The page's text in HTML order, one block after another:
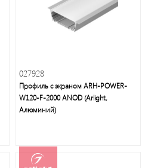
027928
Профиль с экраном ARH-POWER-
W120-F-2000 ANOD (Arlight,
Алюминий)